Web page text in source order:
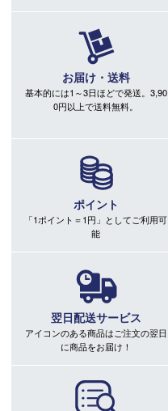
お届け・送料
基本的には1～3日ほどで発送。3,90
0円以上で送料無料。
ポイント
「1ポイント＝1円」としてご利用可
能
翌日配送サービス
アイコンのある商品はご注文の翌日
に商品をお届け！